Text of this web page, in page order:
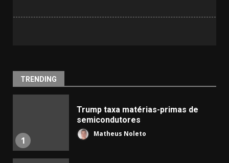
TRENDING
1
Trump taxa matérias-primas de
semicondutores
Matheus Noleto